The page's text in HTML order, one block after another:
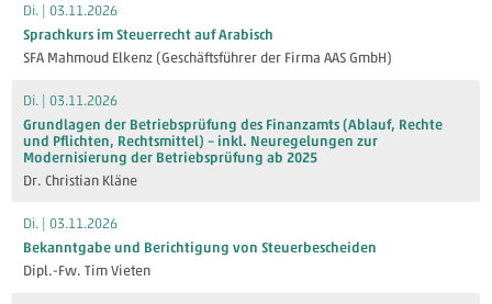
Di. | 03.11.2026
Sprachkurs im Steuerrecht auf Arabisch
SFA Mahmoud Elkenz (Geschäftsführer der Firma AAS GmbH)
Di. | 03.11.2026
Grundlagen der Betriebsprüfung des Finanzamts (Ablauf, Rechte
und Pflichten, Rechtsmittel) – inkl. Neuregelungen zur
Modernisierung der Betriebsprüfung ab 2025
Dr. Christian Kläne
Di. | 03.11.2026
Bekanntgabe und Berichtigung von Steuerbescheiden
Dipl.-Fw. Tim Vieten